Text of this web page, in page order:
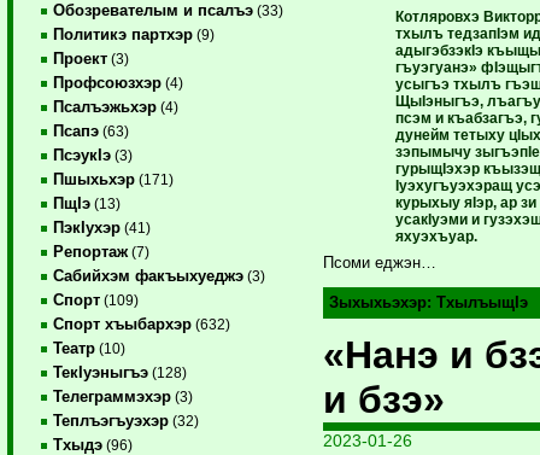
Обозревателым и псалъэ (33)
Политикэ партхэр (9)
Проект (3)
Профсоюзхэр (4)
Псалъэжьхэр (4)
Псапэ (63)
ПсэукIэ (3)
Пшыхьхэр (171)
ПщIэ (13)
ПэкIухэр (41)
Репортаж (7)
Сабийхэм факъыхуеджэ (3)
Спорт (109)
Спорт хъыбархэр (632)
Театр (10)
ТекIуэныгъэ (128)
Телеграммэхэр (3)
Теплъэгъуэхэр (32)
Тхыдэ (96)
Котляровхэ
тхылъ тедзапIэм
адыгэбзэкIэ
гъуэгуанэ»
усыгъэ тхылъ
ЩыIэныгъэ,
псэм и къабзагъэ,
дунейм тетыху
зэпымычу
гурыщIэхэр
Iуэхугъуэхэращ
курыхыу яIэр, ар
усакIуэми и
яхуэхъуар.
Псоми еджэн…
Зыхыхьэхэр:ТхылъыщIэ
«Нанэ и
и бзэ»
2023-01-26